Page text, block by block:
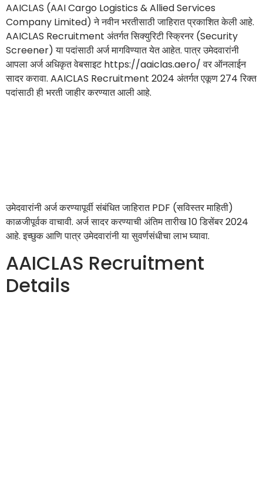
AAICLAS (AAI Cargo Logistics & Allied Services
Company Limited) ने नवीन भरतीसाठी जाहिरात प्रकाशित केली आहे.
AAICLAS Recruitment अंतर्गत सिक्युरिटी स्क्रिनर (Security
Screener) या पदांसाठी अर्ज मागविण्यात येत आहेत. पात्र उमेदवारांनी
आपला अर्ज अधिकृत वेबसाइट https://aaiclas.aero/ वर ऑनलाईन
सादर करावा. AAICLAS Recruitment 2024 अंतर्गत एकूण 274 रिक्त
पदांसाठी ही भरती जाहीर करण्यात आली आहे.
उमेदवारांनी अर्ज करण्यापूर्वी संबंधित जाहिरात PDF (सविस्तर माहिती)
काळजीपूर्वक वाचावी. अर्ज सादर करण्याची अंतिम तारीख 10 डिसेंबर 2024
आहे. इच्छुक आणि पात्र उमेदवारांनी या सुवर्णसंधीचा लाभ घ्यावा.
AAICLAS Recruitment
Details